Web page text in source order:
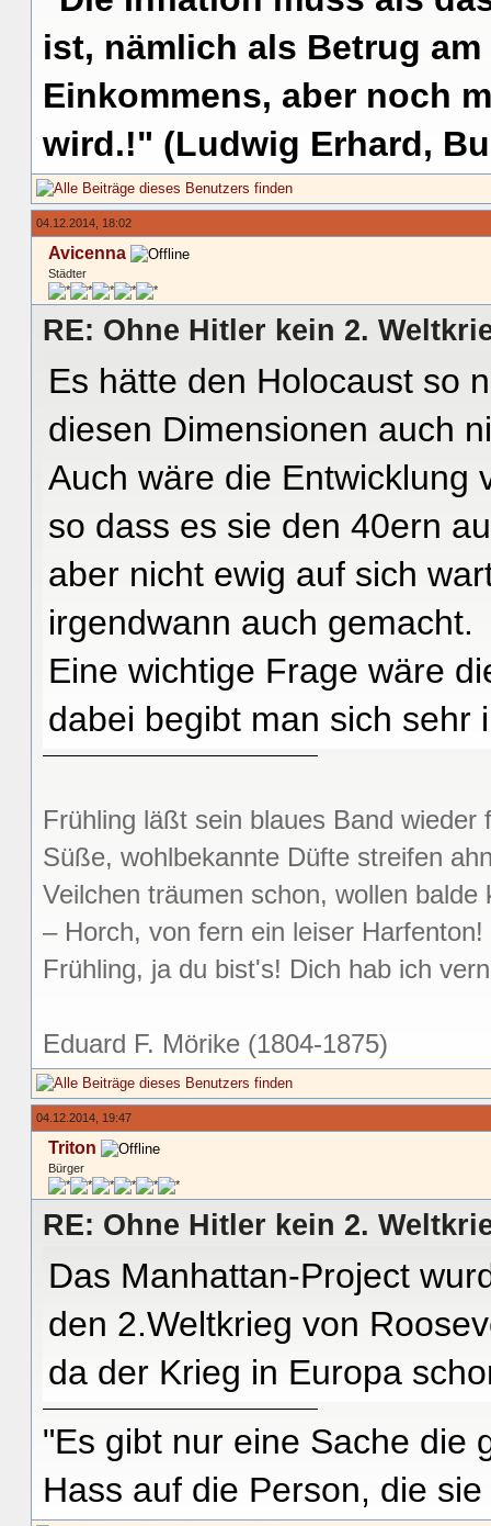
ist, nämlich als Betrug
Einkommens, aber noch
wird.!" (Ludwig Erhard,
04.12.2014, 18:02
Avicenna
Städter
RE: Ohne Hitler kein 2.
Es hätte den Holocaust so
diesen Dimensionen auch
Auch wäre die Entwicklung
so dass es sie den 40ern
aber nicht ewig auf sich
irgendwann auch gemacht.
Eine wichtige Frage wäre
dabei begibt man sich sehr
Frühling läßt sein blaues Band wieder
Süße, wohlbekannte Düfte streifen
Veilchen träumen schon, wollen balde
– Horch, von fern ein leiser Harfenton!
Frühling, ja du bist's! Dich hab ich
Eduard F. Mörike (1804-1875)
04.12.2014, 19:47
Triton
Bürger
RE: Ohne Hitler kein 2.
Das Manhattan-Project
den 2.Weltkrieg von
da der Krieg in Europa
"Es gibt nur eine Sache die
Hass auf die Person, die